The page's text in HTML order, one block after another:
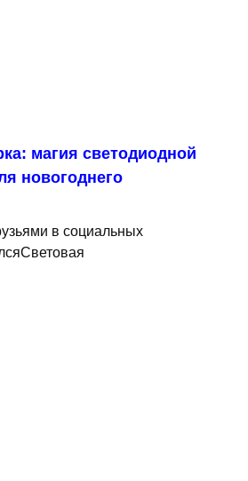
магия светодиодной
новогоднего
в социальных